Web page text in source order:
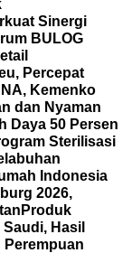
Sinergi
BULOG
Percepat
Kemenko
dan Nyaman
Daya 50 Persen
Sterilisasi
Indonesia
2026,
Produk
Hasil
Perempuan